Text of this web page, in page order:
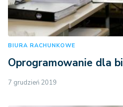
BIURA RACHUNKOWE
Oprogramowanie dla
7 grudzień 2019